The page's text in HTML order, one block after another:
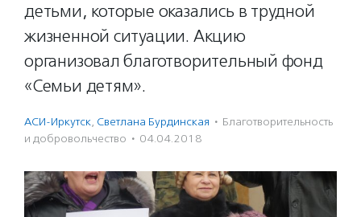
детьми, которые оказались в трудной
жизненной ситуации. Акцию
организовал благотворительный фонд
«Семьи детям».
АСИ-Иркутск, Светлана Бурдинская · Благотвори­тель­ность
и доброволь­чест­во · 04.04.2018